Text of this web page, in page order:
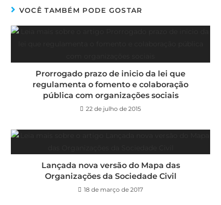
VOCÊ TAMBÉM PODE GOSTAR
Prorrogado prazo de inicio da lei que
regulamenta o fomento e colaboração
pública com organizações sociais
22 de julho de 2015
Lançada nova versão do Mapa das
Organizações da Sociedade Civil
18 de março de 2017